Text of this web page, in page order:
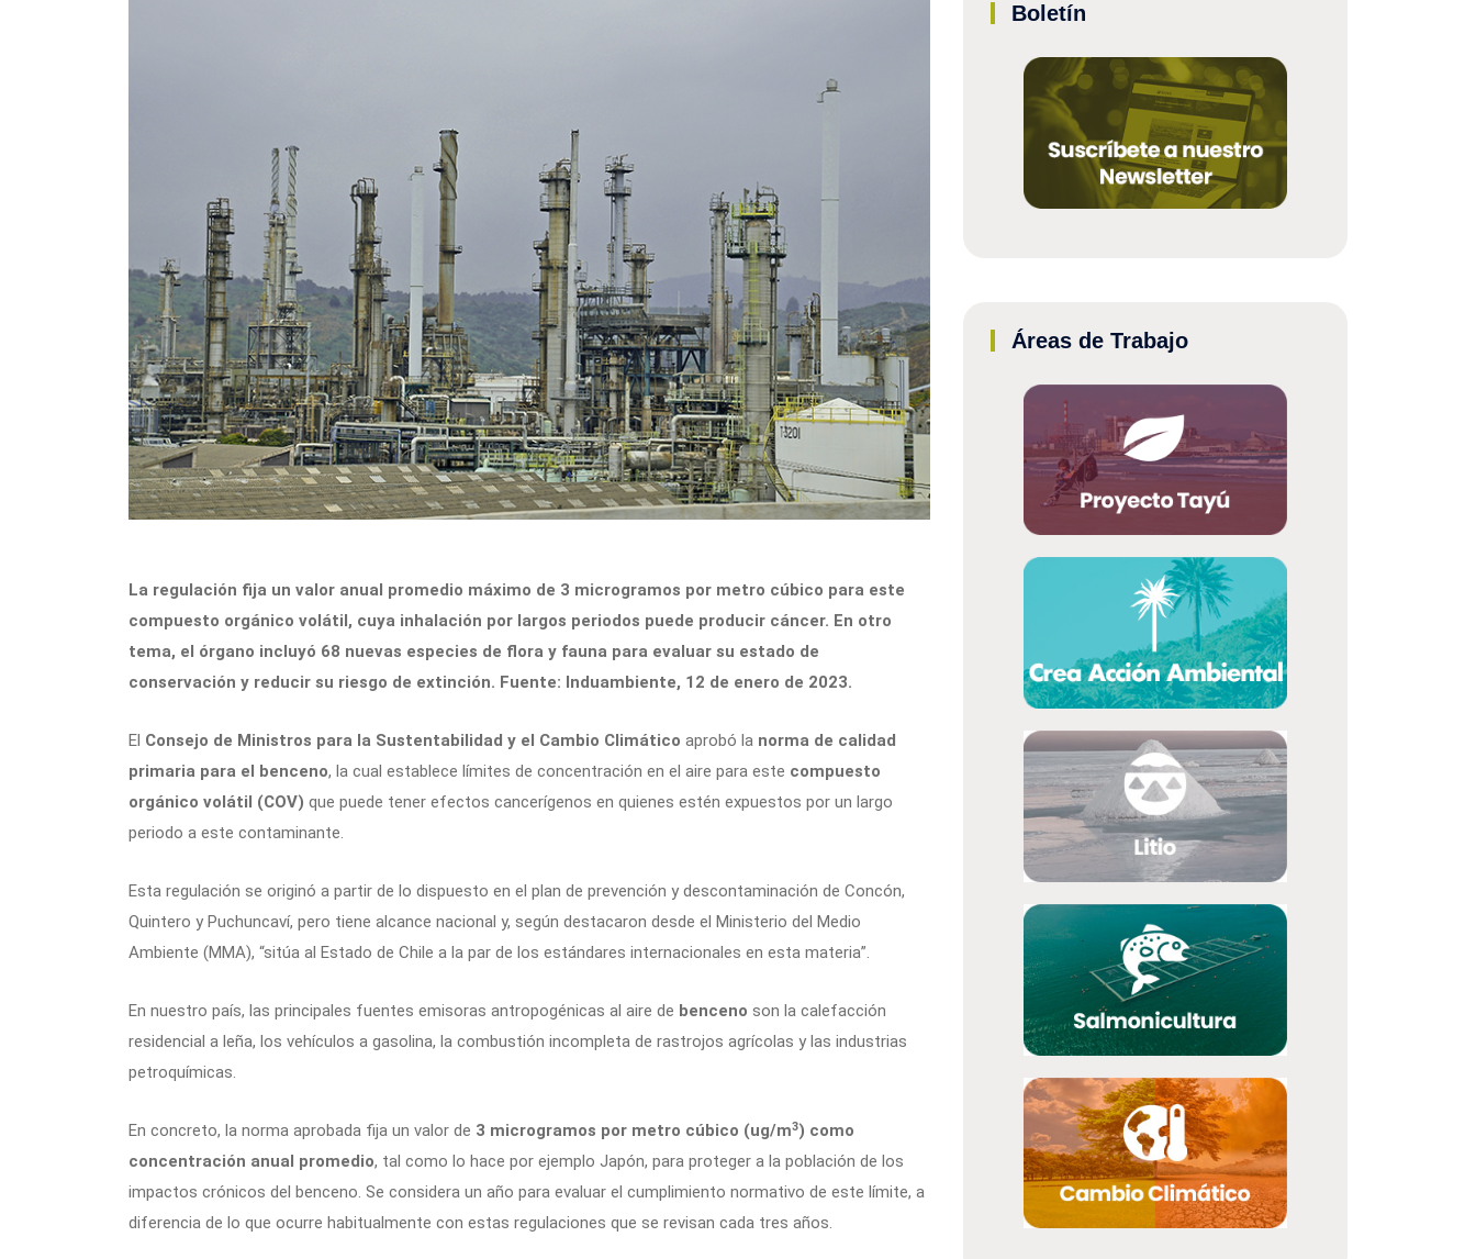
La regulación fija un valor anual promedio máximo de 3 microgramos por metro cúbico para este
compuesto orgánico volátil, cuya inhalación por largos periodos puede producir cáncer. En otro
tema, el órgano incluyó 68 nuevas especies de flora y fauna para evaluar su estado de
conservación y reducir su riesgo de extinción. Fuente: Induambiente, 12 de enero de 2023.
El Consejo de Ministros para la Sustentabilidad y el Cambio Climático aprobó la norma de calidad
primaria para el benceno, la cual establece límites de concentración en el aire para este compuesto
orgánico volátil (COV) que puede tener efectos cancerígenos en quienes estén expuestos por un largo
periodo a este contaminante.
Esta regulación se originó a partir de lo dispuesto en el plan de prevención y descontaminación de Concón,
Quintero y Puchuncaví, pero tiene alcance nacional y, según destacaron desde el Ministerio del Medio
Ambiente (MMA), “sitúa al Estado de Chile a la par de los estándares internacionales en esta materia”.
En nuestro país, las principales fuentes emisoras antropogénicas al aire de benceno son la calefacción
residencial a leña, los vehículos a gasolina, la combustión incompleta de rastrojos agrícolas y las industrias
petroquímicas.
En concreto, la norma aprobada fija un valor de 3 microgramos por metro cúbico (ug/m3) como
concentración anual promedio, tal como lo hace por ejemplo Japón, para proteger a la población de los
impactos crónicos del benceno. Se considera un año para evaluar el cumplimiento normativo de este límite, a
diferencia de lo que ocurre habitualmente con estas regulaciones que se revisan cada tres años.
Boletín
Áreas de Trabajo